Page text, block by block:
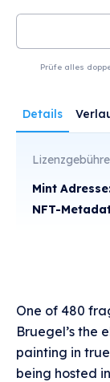
Prüfe alles
Details
Mint
NFT-
One of 480
Bruegel’s the
painting in
being hosted